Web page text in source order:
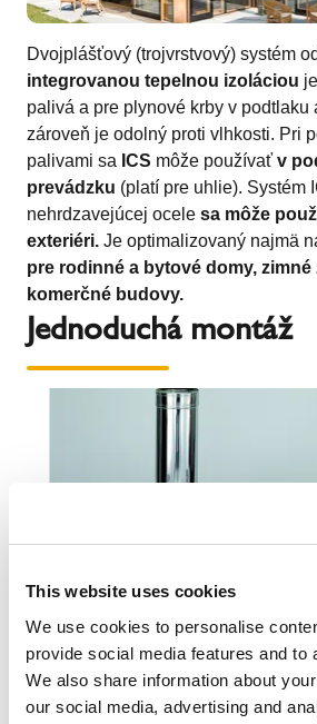
This website uses cookies
We use cookies to personalise
provide social media features and to
We also share information about
our social media, advertising and
Dvojplášťový (trojvrstvový) systém
integrovanou tepelnou izoláciou
palivá a pre plynové krby v podtlaku
zároveň je odolný proti vlhkosti. Pri
palivami sa ICS môže používať v
prevádzku (platí pre uhlie). Systém
nehrdzavejúcej ocele sa môže
exteriéri. Je optimalizovaný najmä
pre rodinné a bytové domy, zimné
komerčné budovy.
Jednoduchá montáž